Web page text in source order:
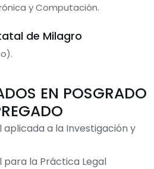
y Computación.
de Milagro
EN POSGRADO
a la Investigación y
la Práctica Legal